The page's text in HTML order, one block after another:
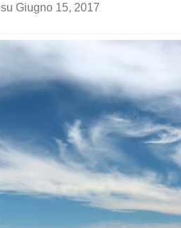
su Giugno 15, 2017